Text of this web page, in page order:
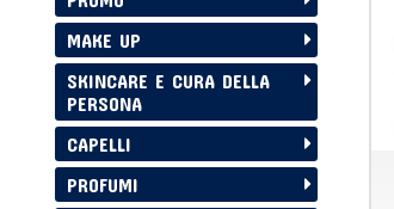
MAKE UP
SKINCARE E CURA DELLA
PERSONA
CAPELLI
PROFUMI